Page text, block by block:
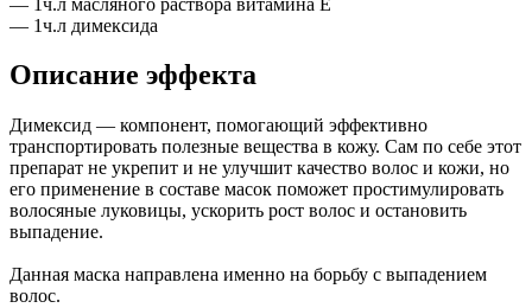
— 1ч.л димексида
Описание эффекта
Димексид — компонент, помогающий эффективно
транспортировать полезные вещества в кожу. Сам по себе этот
препарат не укрепит и не улучшит качество волос и кожи, но
его применение в составе масок поможет простимулировать
волосяные луковицы, ускорить рост волос и остановить
выпадение.
Данная маска направлена именно на борьбу с выпадением
волос.